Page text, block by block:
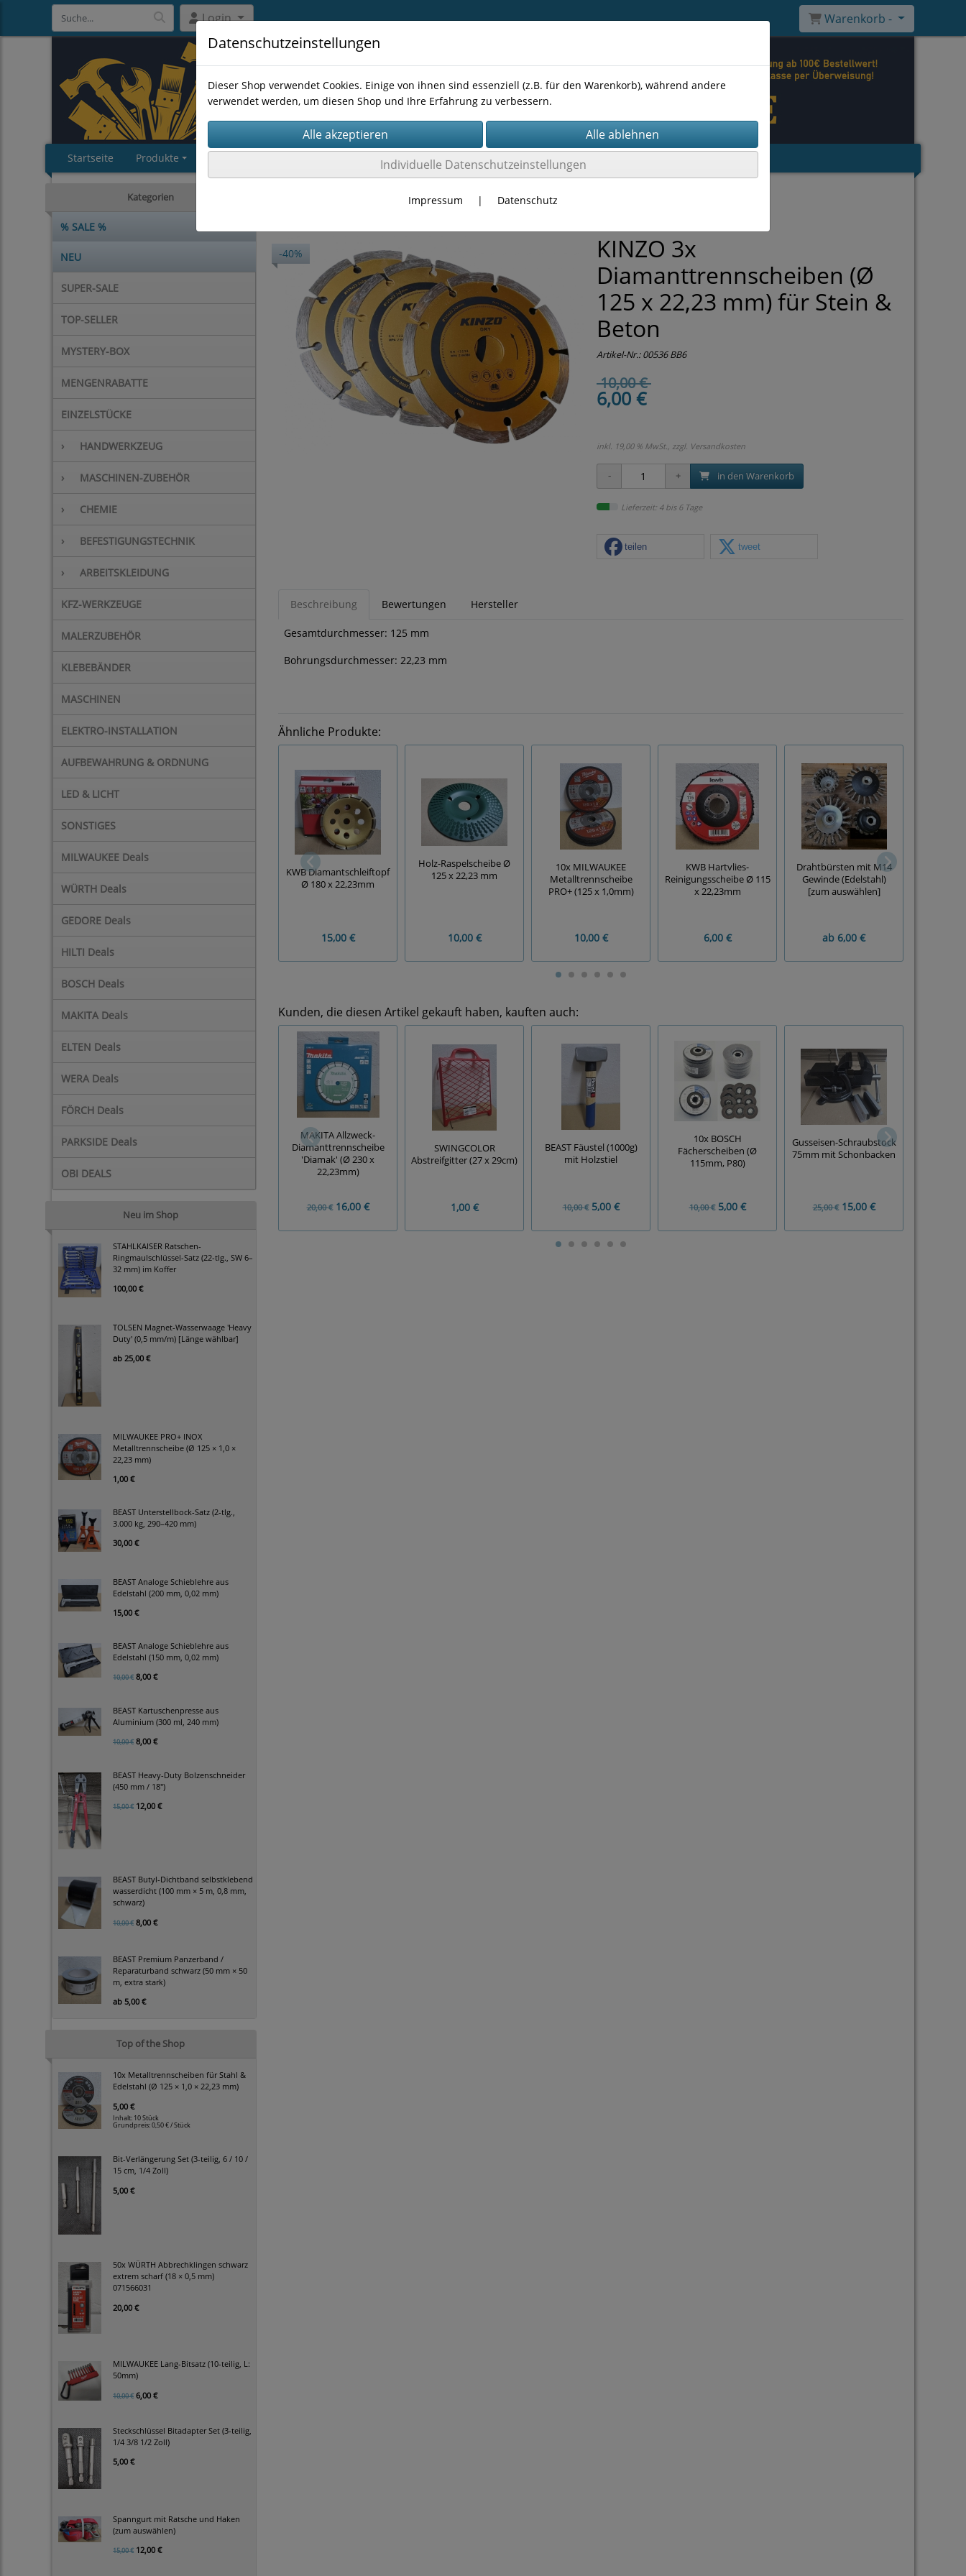
Login Warenkorb -
Startseite Produkte
Kategorien
% SALE %
NEU
SUPER-SALE
TOP-SELLER
MYSTERY-BOX
MENGENRABATTE
EINZELSTÜCKE
› HANDWERKZEUG
› MASCHINEN-ZUBEHÖR
› CHEMIE
› BEFESTIGUNGSTECHNIK
› ARBEITSKLEIDUNG
KFZ-WERKZEUGE
MALERZUBEHÖR
KLEBEBÄNDER
MASCHINEN
ELEKTRO-INSTALLATION
AUFBEWAHRUNG & ORDNUNG
LED & LICHT
SONSTIGES
MILWAUKEE Deals
WÜRTH Deals
GEDORE Deals
HILTI Deals
BOSCH Deals
MAKITA Deals
ELTEN Deals
WERA Deals
FÖRCH Deals
PARKSIDE Deals
OBI DEALS
Neu im Shop
STAHLKAISER Ratschen-
Ringmaulschlüssel-Satz (22-tlg., SW 6–
32 mm) im Koffer
100,00 €
TOLSEN Magnet-Wasserwaage 'Heavy
Duty' (0,5 mm/m) [Länge wählbar]
ab 25,00 €
MILWAUKEE PRO+ INOX
Metalltrennscheibe (Ø 125 × 1,0 ×
22,23 mm)
1,00 €
BEAST Unterstellbock-Satz (2-tlg.,
3.000 kg, 290–420 mm)
30,00 €
BEAST Analoge Schieblehre aus
Edelstahl (200 mm, 0,02 mm)
15,00 €
BEAST Analoge Schieblehre aus
Edelstahl (150 mm, 0,02 mm)
10,00 € 8,00 €
BEAST Kartuschenpresse aus
Aluminium (300 ml, 240 mm)
10,00 € 8,00 €
BEAST Heavy-Duty Bolzenschneider
(450 mm / 18")
15,00 € 12,00 €
BEAST Butyl-Dichtband selbstklebend
wasserdicht (100 mm × 5 m, 0,8 mm,
schwarz)
10,00 € 8,00 €
BEAST Premium Panzerband /
Reparaturband schwarz (50 mm × 50
m, extra stark)
ab 5,00 €
Top of the Shop
10x Metalltrennscheiben für Stahl &
Edelstahl (Ø 125 × 1,0 × 22,23 mm)
5,00 €
Inhalt: 10 Stück
Grundpreis:0,50 € / Stück
Bit-Verlängerung Set (3-teilig, 6 / 10 /
15 cm, 1/4 Zoll)
5,00 €
50x WÜRTH Abbrechklingen schwarz
extrem scharf (18 × 0,5 mm)
071566031
20,00 €
MILWAUKEE Lang-Bitsatz (10-teilig, L:
50mm)
10,00 € 6,00 €
Steckschlüssel Bitadapter Set (3-teilig,
1/4 3/8 1/2 Zoll)
5,00 €
Spanngurt mit Ratsche und Haken
(zum auswählen)
15,00 € 12,00 €
-40%
KINZO 3x
Diamanttrennscheiben (Ø
125 x 22,23 mm) für Stein &
Beton
Artikel-Nr.:00536 BB6
10,00 €
6,00 €
inkl. 19,00 % MwSt., zzgl. Versandkosten
in den Warenkorb
Lieferzeit: 4 bis 6 Tage
teilen tweet
Beschreibung Bewertungen Hersteller
Gesamtdurchmesser: 125 mm
Bohrungsdurchmesser: 22,23 mm
Ähnliche Produkte:
KWB Diamantschleiftopf
Ø 180 x 22,23mm
15,00 €
Holz-Raspelscheibe Ø
125 x 22,23 mm
10,00 €
10x MILWAUKEE
Metalltrennscheibe
PRO+ (125 x 1,0mm)
10,00 €
KWB Hartvlies-
Reinigungsscheibe Ø 115
x 22,23mm
6,00 €
Drahtbürsten mit M14
Gewinde (Edelstahl)
[zum auswählen]
ab 6,00 €
Kunden, die diesen Artikel gekauft haben, kauften auch:
MAKITA Allzweck-
Diamanttrennscheibe
'Diamak' (Ø 230 x
22,23mm)
20,00 €16,00 €
SWINGCOLOR
Abstreifgitter (27 x 29cm)
1,00 €
BEAST Fäustel (1000g)
mit Holzstiel
10,00 €5,00 €
10x BOSCH
Fächerscheiben (Ø
115mm, P80)
10,00 €5,00 €
Gusseisen-Schraubstock
75mm mit Schonbacken
25,00 €15,00 €
Datenschutzeinstellungen
Dieser Shop verwendet Cookies. Einige von ihnen sind essenziell (z.B. für den Warenkorb), während andere
verwendet werden, um diesen Shop und Ihre Erfahrung zu verbessern.
Individuelle Datenschutzeinstellungen
Impressum | Datenschutz